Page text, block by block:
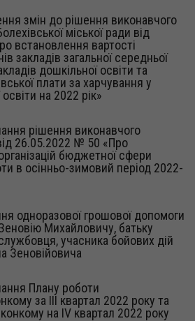
змін до рішення виконавчого
міської ради від
встановлення вартості
закладів загальної середньої
дошкільної освіти та
плати за харчування у
на 2022 рік»
рішення виконавчого
26.05.2022 № 50 «Про
бюджетної сфери
в осінньо-зимовий період 2022-
одноразової грошової допомоги
Михайловичу, батьку
учасника бойових дій
Зеновійовича
Плану роботи
за ІІІ квартал 2022 року та
на ІV квартал 2022 року